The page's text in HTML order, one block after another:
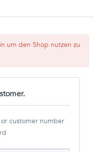
um den Shop nutzen zu
customer number